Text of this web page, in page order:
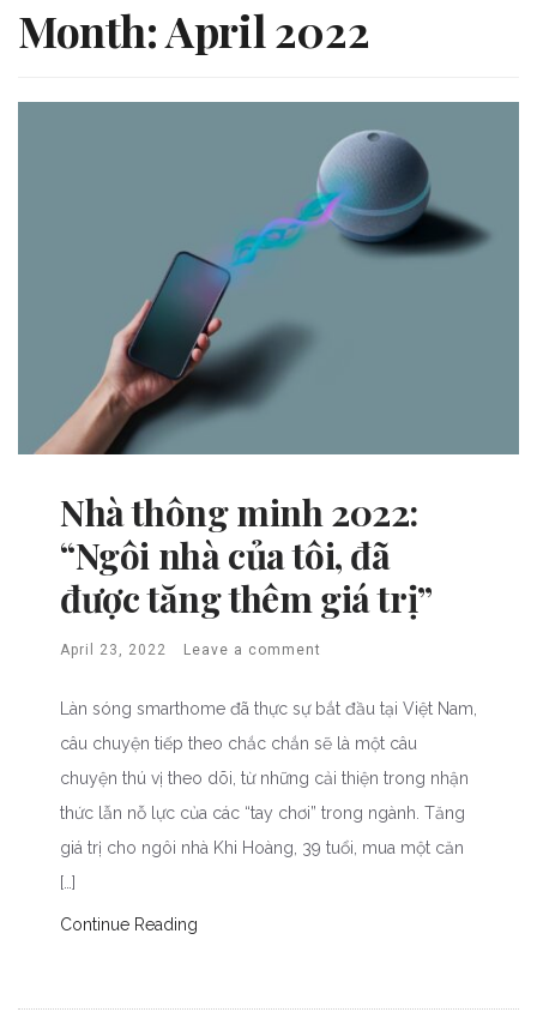
Month:April 2022
Nhà thông minh 2022:
“Ngôi nhà của tôi, đã
được tăng thêm giá trị”
April 23, 2022 Leave a comment
Làn sóng smarthome đã thực sự bắt đầu tại Việt Nam,
câu chuyện tiếp theo chắc chắn sẽ là một câu
chuyện thú vị theo dõi, từ những cải thiện trong nhận
thức lẫn nỗ lực của các “tay chơi” trong ngành. Tăng
giá trị cho ngôi nhà Khi Hoàng, 39 tuổi, mua một căn
[…]
Continue Reading